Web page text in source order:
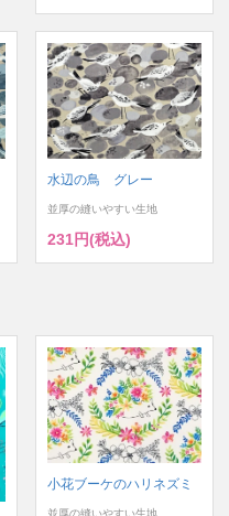
水辺の鳥 グレー
並厚の縫いやすい生地
231円(税込)
小花ブーケのハリネズミ
並厚の縫いやすい生地